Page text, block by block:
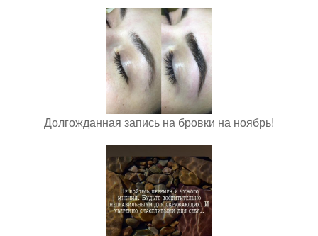
Долгожданная запись на бровки на ноябрь!